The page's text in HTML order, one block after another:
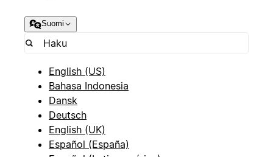
Suomi
English (US)
Bahasa Indonesia
Dansk
Deutsch
English (UK)
Español (España)